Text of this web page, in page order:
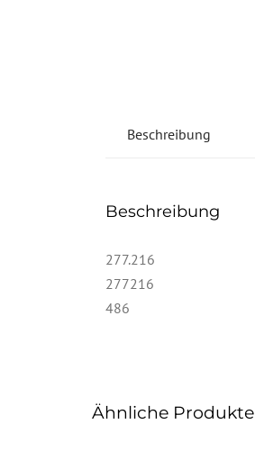
Beschreibung
Beschreibung
277.216
277216
486
Ähnliche Produkte